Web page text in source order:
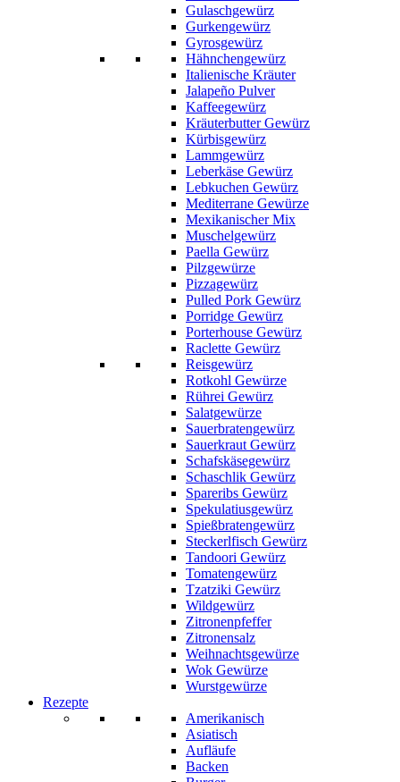
Gulaschgewürz
Gurkengewürz
Gyrosgewürz
Hähnchengewürz
Italienische Kräuter
Jalapeño Pulver
Kaffeegewürz
Kräuterbutter Gewürz
Kürbisgewürz
Lammgewürz
Leberkäse Gewürz
Lebkuchen Gewürz
Mediterrane Gewürze
Mexikanischer Mix
Muschelgewürz
Paella Gewürz
Pilzgewürze
Pizzagewürz
Pulled Pork Gewürz
Porridge Gewürz
Porterhouse Gewürz
Raclette Gewürz
Reisgewürz
Rotkohl Gewürze
Rührei Gewürz
Salatgewürze
Sauerbratengewürz
Sauerkraut Gewürz
Schafskäsegewürz
Schaschlik Gewürz
Spareribs Gewürz
Spekulatiusgewürz
Spießbratengewürz
Steckerlfisch Gewürz
Tandoori Gewürz
Tomatengewürz
Tzatziki Gewürz
Wildgewürz
Zitronenpfeffer
Zitronensalz
Weihnachtsgewürze
Wok Gewürze
Wurstgewürze
Rezepte
Amerikanisch
Asiatisch
Aufläufe
Backen